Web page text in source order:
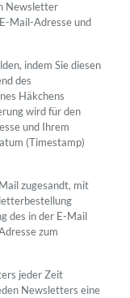
Newsletter
Mail-Adresse und
indem Sie diesen
des
Häkchens
wird für den
und Ihrem
(Timestamp)
zugesandt, mit
des in der E-Mail
zum
jeder Zeit
Newsletters eine